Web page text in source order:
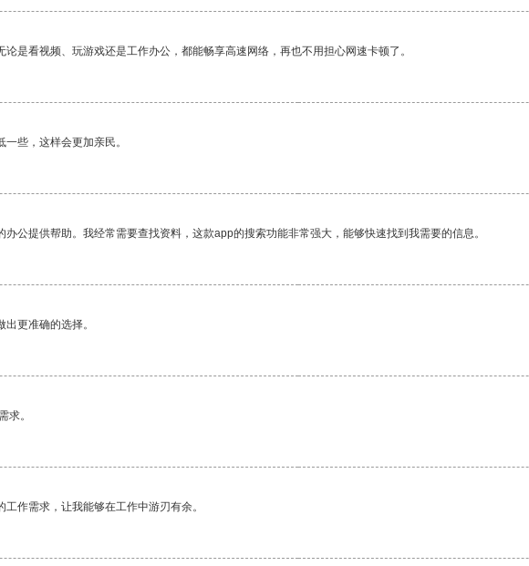
是看视频、玩游戏还是工作办公，都能畅享高速网络，再也不用担心网速卡顿了。
些，这样会更加亲民。
公提供帮助。我经常需要查找资料，这款app的搜索功能非常强大，能够快速找到我需要的信息。
更准确的选择。
求。
作需求，让我能够在工作中游刃有余。